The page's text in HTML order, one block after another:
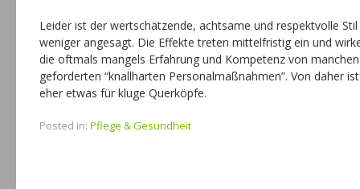
Leider ist der wertschätzende, achtsame und respektvolle
weniger angesagt. Die Effekte treten mittelfristig ein und
die oftmals mangels Erfahrung und Kompetenz von
geforderten “knallharten Personalmaßnahmen”. Von daher
eher etwas für kluge Querköpfe.
Posted in: Pflege & Gesundheit